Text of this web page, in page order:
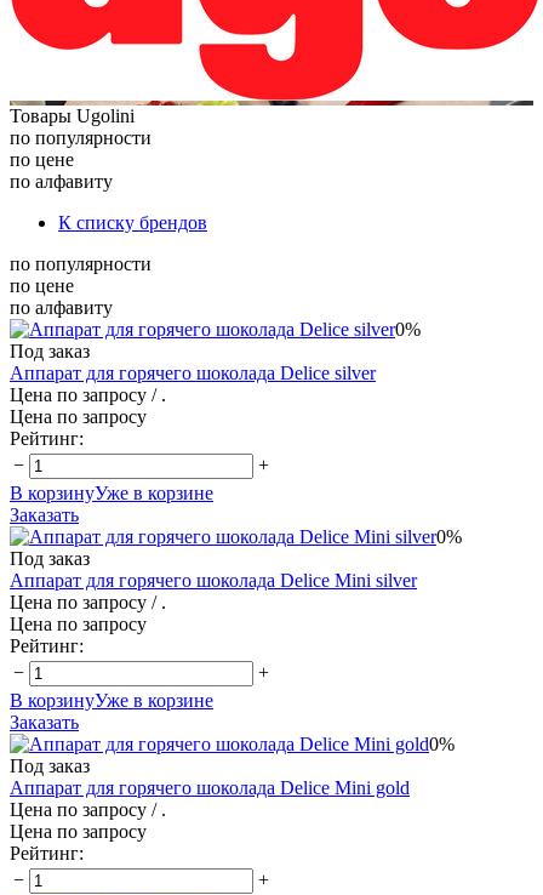
Товары Ugolini
по популярности
по цене
по алфавиту
К списку брендов
по популярности
по цене
по алфавиту
0%
Под заказ
Аппарат для горячего шоколада Delice silver
Цена по запросу / .
Цена по запросу
Рейтинг:
−
+
В корзинуУже в корзине
Заказать
0%
Под заказ
Аппарат для горячего шоколада Delice Mini silver
Цена по запросу / .
Цена по запросу
Рейтинг:
−
+
В корзинуУже в корзине
Заказать
0%
Под заказ
Аппарат для горячего шоколада Delice Mini gold
Цена по запросу / .
Цена по запросу
Рейтинг:
−
+